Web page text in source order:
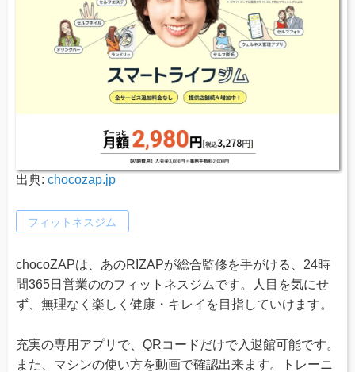
出典: chocozap.jp
フィットネスジム
chocoZAPは、あのRIZAPが総合監修を手がける、24時
間365日営業ののフィットネスジムです。人目を気にせ
ず、無理なく楽しく健康・キレイを目指していけます。
充実の専用アプリで、QRコードだけで入退館可能です。
また、マシンの使い方を動画で確認出来ます。トレーニ